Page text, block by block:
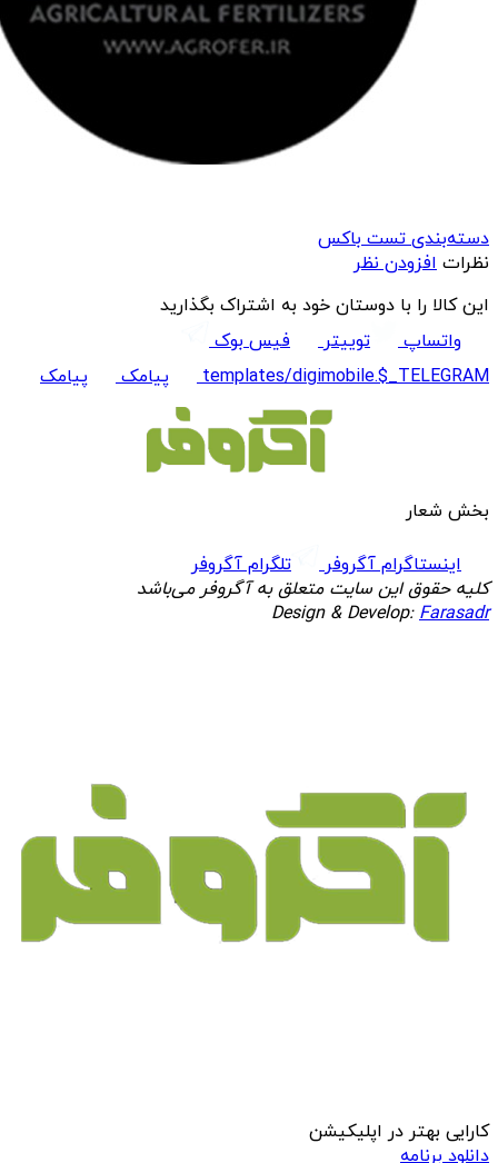
دسته‌بندی تست باکس
نظرات افزودن نظر
این کالا را با دوستان خود به اشتراک بگذارید
واتساپ
توییتر
فیس بوک
templates/digimobile.$_TELEGRAM
پیامک پیامک
بخش شعار
اینستاگرام آگروفر
تلگرام آگروفر
کلیه حقوق این سایت متعلق به آگروفر می‌باشد
Design & Develop:Farasadr
کارایی بهتر در اپلیکیشن
دانلود برنامه